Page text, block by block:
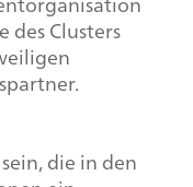
Clusters
die in den